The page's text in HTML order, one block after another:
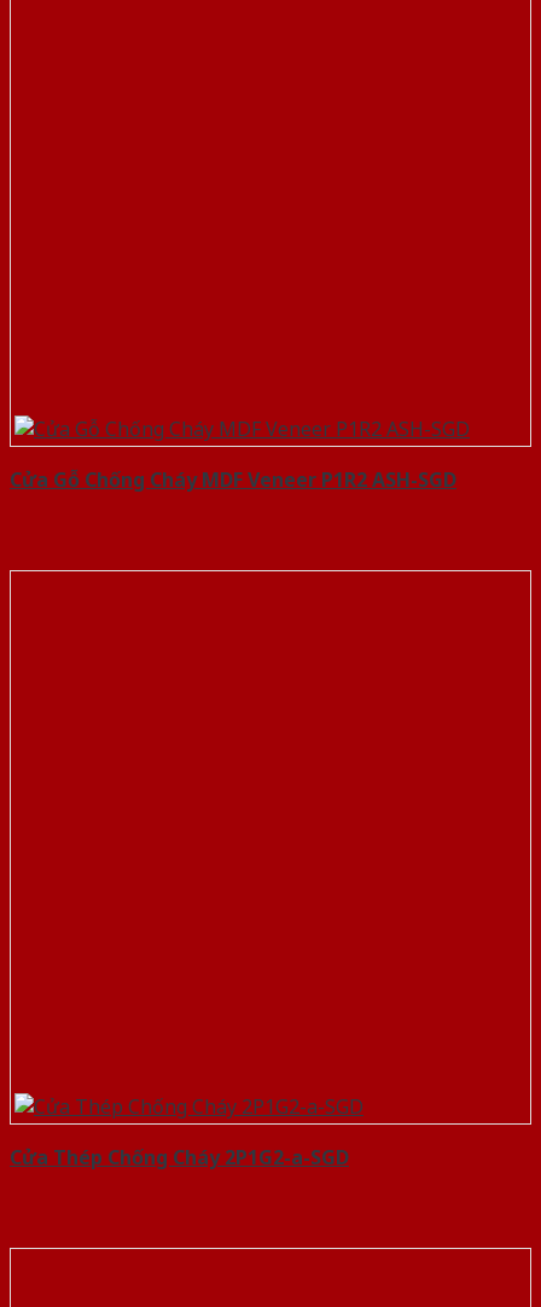
Cửa Gỗ Chống Cháy MDF Veneer P1R2 ASH-SGD
Cửa Thép Chống Cháy 2P1G2-a-SGD